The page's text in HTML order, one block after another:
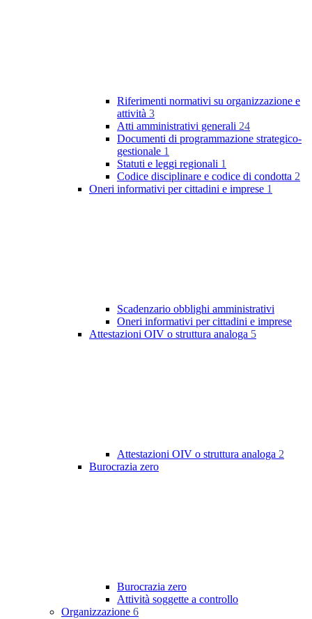
Riferimenti normativi su organizzazione e
attività 3
Atti amministrativi generali 24
Documenti di programmazione strategico-
gestionale 1
Statuti e leggi regionali 1
Codice disciplinare e codice di condotta 2
Oneri informativi per cittadini e imprese 1
Scadenzario obblighi amministrativi
Oneri informativi per cittadini e imprese
Attestazioni OIV o struttura analoga 5
Attestazioni OIV o struttura analoga 2
Burocrazia zero
Burocrazia zero
Attività soggette a controllo
Organizzazione 6